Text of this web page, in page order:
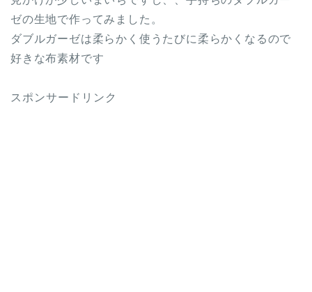
ゼの生地で作ってみました。
ダブルガーゼは柔らかく使うたびに柔らかくなるので
好きな布素材です
スポンサードリンク